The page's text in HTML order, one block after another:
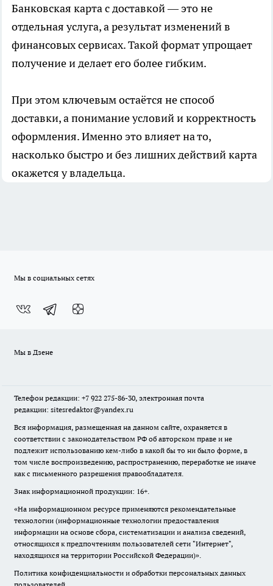
Банковская карта с доставкой — это не
отдельная услуга, а результат изменений в
финансовых сервисах. Такой формат упрощает
получение и делает его более гибким.
При этом ключевым остаётся не способ
доставки, а понимание условий и корректность
оформления. Именно это влияет на то,
насколько быстро и без лишних действий карта
окажется у владельца.
Мы в социальных сетях
Мы в Дзене
Телефон редакции: +7 922 275-86-30, электронная почта
редакции: sitesredaktor@yandex.ru
Вся информация, размещенная на данном сайте, охраняется в
соответствии с законодательством РФ об авторском праве и не
подлежит использованию кем-либо в какой бы то ни было форме, в
том числе воспроизведению, распространению, переработке не иначе
как с письменного разрешения правообладателя.
Знак информационной продукции: 16+.
«На информационном ресурсе применяются рекомендательные
технологии (информационные технологии предоставления
информации на основе сбора, систематизации и анализа сведений,
относящихся к предпочтениям пользователей сети "Интернет",
находящихся на территории Российской Федерации)».
Политика конфиденциальности и обработки персональных данных